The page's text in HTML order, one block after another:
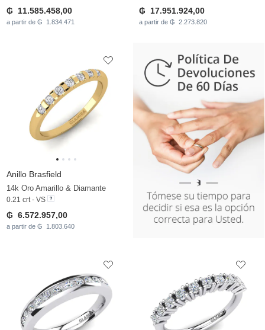
₲ 11.585.458,00
a partir de ₲ 1.834.471
₲ 17.951.924,00
a partir de ₲ 2.273.820
Anillo Brasfield
14k Oro Amarillo & Diamante
0.21 crt - VS
₲ 6.572.957,00
a partir de ₲ 1.803.640